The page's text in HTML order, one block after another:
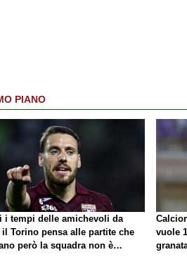
PIANO
i tempi delle amichevoli da
Torino pensa alle partite che
però la squadra non è
vuole